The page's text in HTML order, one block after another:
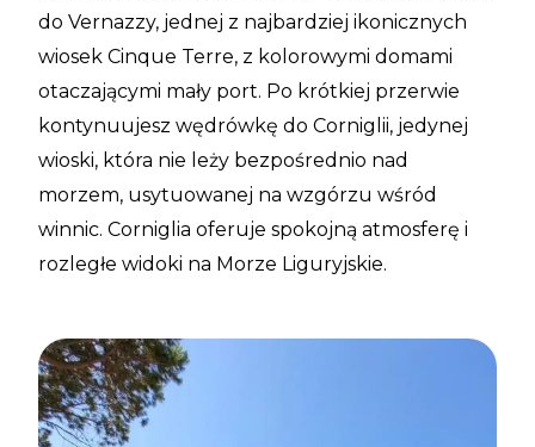
do Vernazzy, jednej z najbardziej ikonicznych
wiosek Cinque Terre, z kolorowymi domami
otaczającymi mały port. Po krótkiej przerwie
kontynuujesz wędrówkę do Corniglii, jedynej
wioski, która nie leży bezpośrednio nad
morzem, usytuowanej na wzgórzu wśród
winnic. Corniglia oferuje spokojną atmosferę i
rozległe widoki na Morze Liguryjskie.